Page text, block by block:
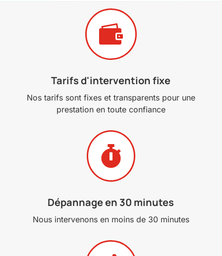

Tarifs d'intervention fixe
Nos tarifs sont fixes et transparents pour une
prestation en toute confiance

Dépannage en 30 minutes
Nous intervenons en moins de 30 minutes